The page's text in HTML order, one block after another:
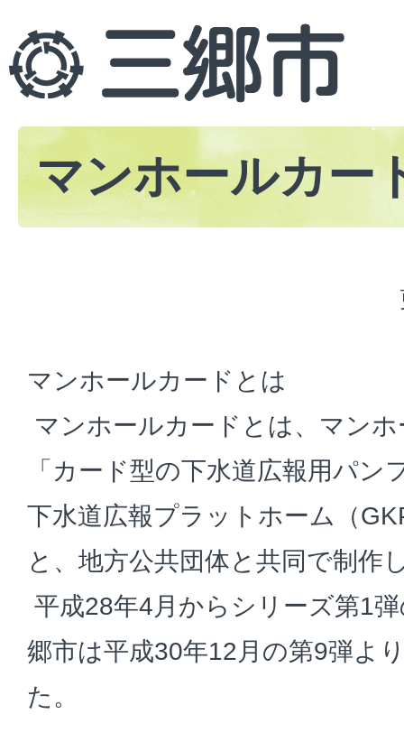
マンホールカー
マンホールカードとは
マンホールカードとは、マン
「カード型の下水道広報用パ
下水道広報プラットホーム（
と、地方公共団体と共同で制作
平成28年4月からシリーズ第1
郷市は平成30年12月の第9弾よ
た。